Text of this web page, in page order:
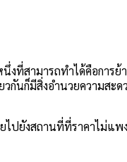
งที่สามารถทำได้คือการย้
กันก็มีสิ่งอำนวยความส
ไปยังสถานที่ที่ราคาไ